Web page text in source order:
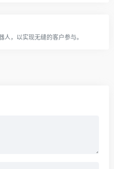
，以实现无缝的客户参与。